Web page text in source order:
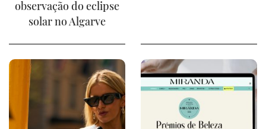
observação do eclipse
solar no Algarve